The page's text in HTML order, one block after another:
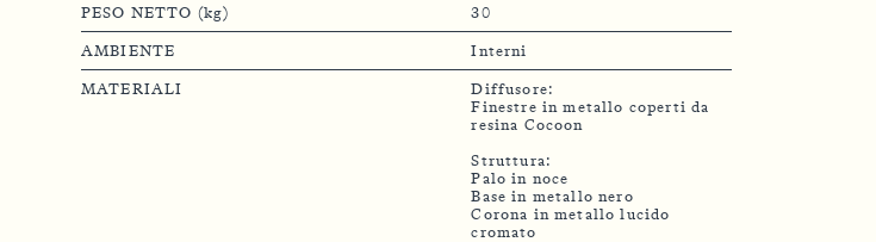
PESO NETTO (kg) 30
AMBIENTE Interni
MATERIALI
Diffusore:
Finestre in metallo coperti da
resina Cocoon
Struttura:
Palo in noce
Base in metallo nero
Corona in metallo lucido
cromato